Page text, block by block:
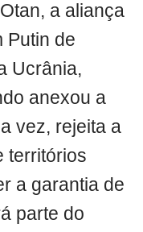
a aliança
Putin de
Ucrânia,
anexou a
vez, rejeita a
territórios
a garantia de
parte do